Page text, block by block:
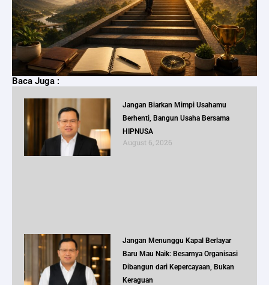
Baca Juga :
Jangan Biarkan Mimpi Usahamu
Berhenti, Bangun Usaha Bersama
HIPNUSA
August 6, 2026
Jangan Menunggu Kapal Berlayar
Baru Mau Naik: Besarnya Organisasi
Dibangun dari Kepercayaan, Bukan
Keraguan